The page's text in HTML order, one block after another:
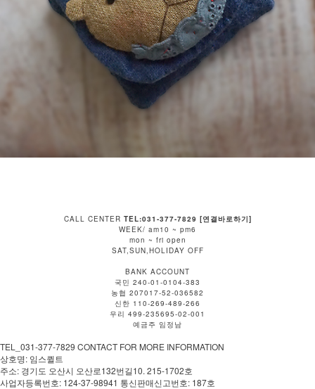
CALL CENTER TEL:031-377-7829 [연결바로하기]
WEEK/ am10 ~ pm6
mon ~ fri open
SAT,SUN,HOLIDAY OFF
BANK ACCOUNT
국민 240-01-0104-383
농협 207017-52-036582
신한 110-269-489-266
우리 499-235695-02-001
예금주 임정남
TEL_031-377-7829 CONTACT FOR MORE INFORMATION
상호명: 임스퀼트
주소: 경기도 오산시 오산로132번길10. 215-1702호
사업자등록번호: 124-37-98941 통신판매신고번호: 187호